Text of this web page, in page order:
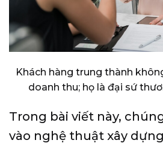
Khách hàng trung thành
doanh thu; họ là đại sứ
Trong bài viết này,
vào nghệ thuật xây